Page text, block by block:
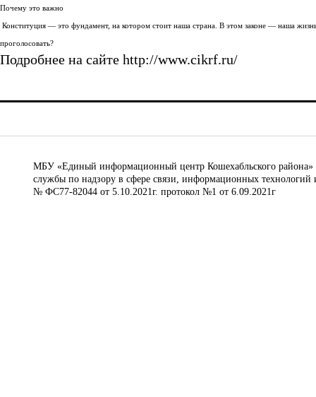
Почему это важно
Конституция — это фундамент, на котором стоит наша страна. В этом законе — наша
проголосовать?
Подробнее на сайте http://www.cikrf.ru/
МБУ «Единый информационный центр Кошехабльского района»
службы по надзору в сфере связи, информационных
№ ФС77-82044 от 5.10.2021г. протокол №1 от 6.09.2021г